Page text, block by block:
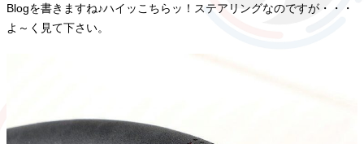
Blogを書きますね♪ハイッこちらッ！ステアリングなのですが・・・
よ～く見て下さい。